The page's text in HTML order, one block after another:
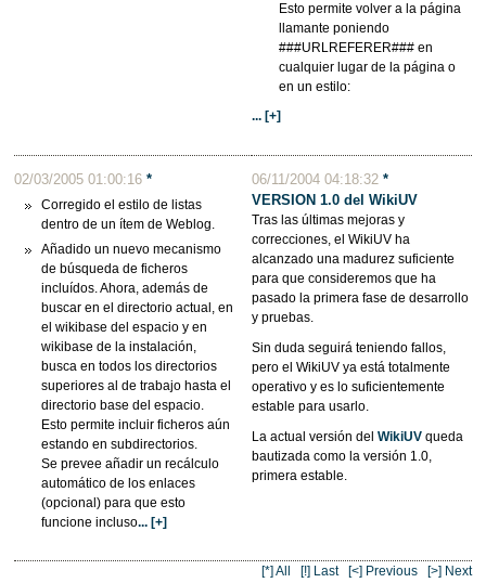
Esto permite volver a la página
llamante poniendo
###URLREFERER### en
cualquier lugar de la página o
en un estilo:
... [+]
02/03/2005 01:00:16 *
Corregido el estilo de listas
dentro de un ítem de Weblog.
Añadido un nuevo mecanismo
de búsqueda de ficheros
incluídos. Ahora, además de
buscar en el directorio actual, en
el wikibase del espacio y en
wikibase de la instalación,
busca en todos los directorios
superiores al de trabajo hasta el
directorio base del espacio.
Esto permite incluir ficheros aún
estando en subdirectorios.
Se prevee añadir un recálculo
automático de los enlaces
(opcional) para que esto
funcione incluso... [+]
06/11/2004 04:18:32*
VERSION 1.0 del WikiUV
Tras las últimas mejoras y
correcciones, el WikiUV ha
alcanzado una madurez suficiente
para que consideremos que ha
pasado la primera fase de desarrollo
y pruebas.
Sin duda seguirá teniendo fallos,
pero el WikiUV ya está totalmente
operativo y es lo suficientemente
estable para usarlo.
La actual versión delWikiUV queda
bautizada como la versión 1.0,
primera estable.
[*] All [!] Last [<] Previous [>] Next